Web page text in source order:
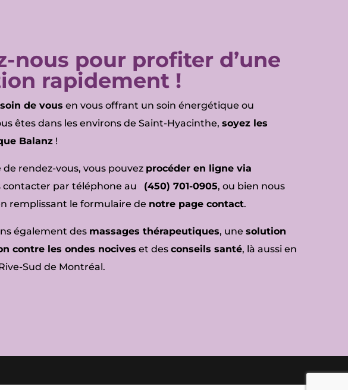
nous pour profiter d’une
rapidement !
de vous en vous offrant un soin énergétique ou
êtes dans les environs de Saint-Hyacinthe, soyez les
Balanz!
rendez-vous, vous pouvez procéder en ligne via
contacter par téléphone au (450) 701-0905, ou bien nous
remplissant le formulaire de notre page contact.
également des massages thérapeutiques, une solution
contre les ondes nocives et des conseils santé, là aussi en
Sud de Montréal.